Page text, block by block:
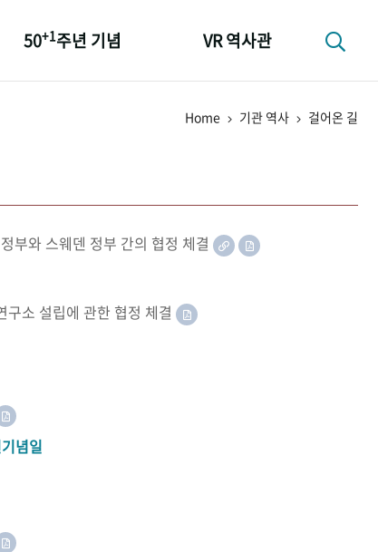
50+1주년 기념 VR 역사관
Home 기관 역사 걸어온 길
부와 스웨덴 정부 간의 협정 체결
소 설립에 관한 협정 체결
념일